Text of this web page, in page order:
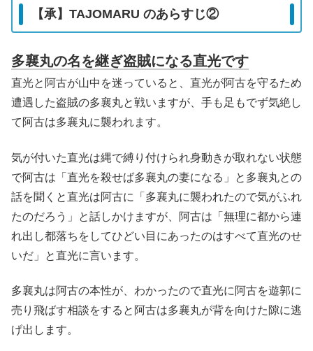
【承】TAJOMARU のあらすじ②
多襄丸の名を継ぎ盗賊になる直光です
直光と阿古が山中を迷っていると、直光が阿古を守るため
遭遇した盗賊の多襄丸と戦いますが、手も足もでず気絶し
て阿古は多襄丸に襲われます。
気が付いた直光は縄で縛り付けられ身動きが取れない状態
で阿古は「直光を殺せば多襄丸の妻になる」と多襄丸との
話を聞くと直光は阿古に「多襄丸に襲われたので気がふれ
たのだろう」と話しかけますが、阿古は「無理に都から連
れ出し都落ちをしてひどい目にあったのはすべて直光のせ
いだ」と直光に言います。
多襄丸は阿古の本性が、わかったので直光に阿古を遊郭に
売り飛ばす相談をすると阿古は多襄丸が背を向けた隙に逃
げ出します。